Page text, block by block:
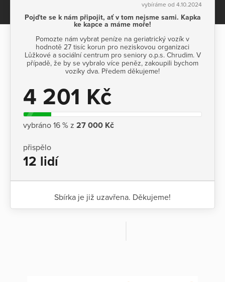
vybíráme od 4.10.2024
Pojďte se k nám připojit, ať v tom nejsme sami. Kapka
ke kapce a máme moře!
Pomozte nám vybrat peníze na geriatrický vozík v
hodnotě 27 tisíc korun pro neziskovou organizaci
Lůžkové a sociální centrum pro seniory o.p.s. Chrudim. V
případě, že by se vybralo více peněz, zakoupili bychom
vozíky dva. Předem děkujeme!
4 201 Kč
vybráno 16 % z 27 000 Kč
přispělo
12 lidí
Sbírka je již uzavřena. Děkujeme!